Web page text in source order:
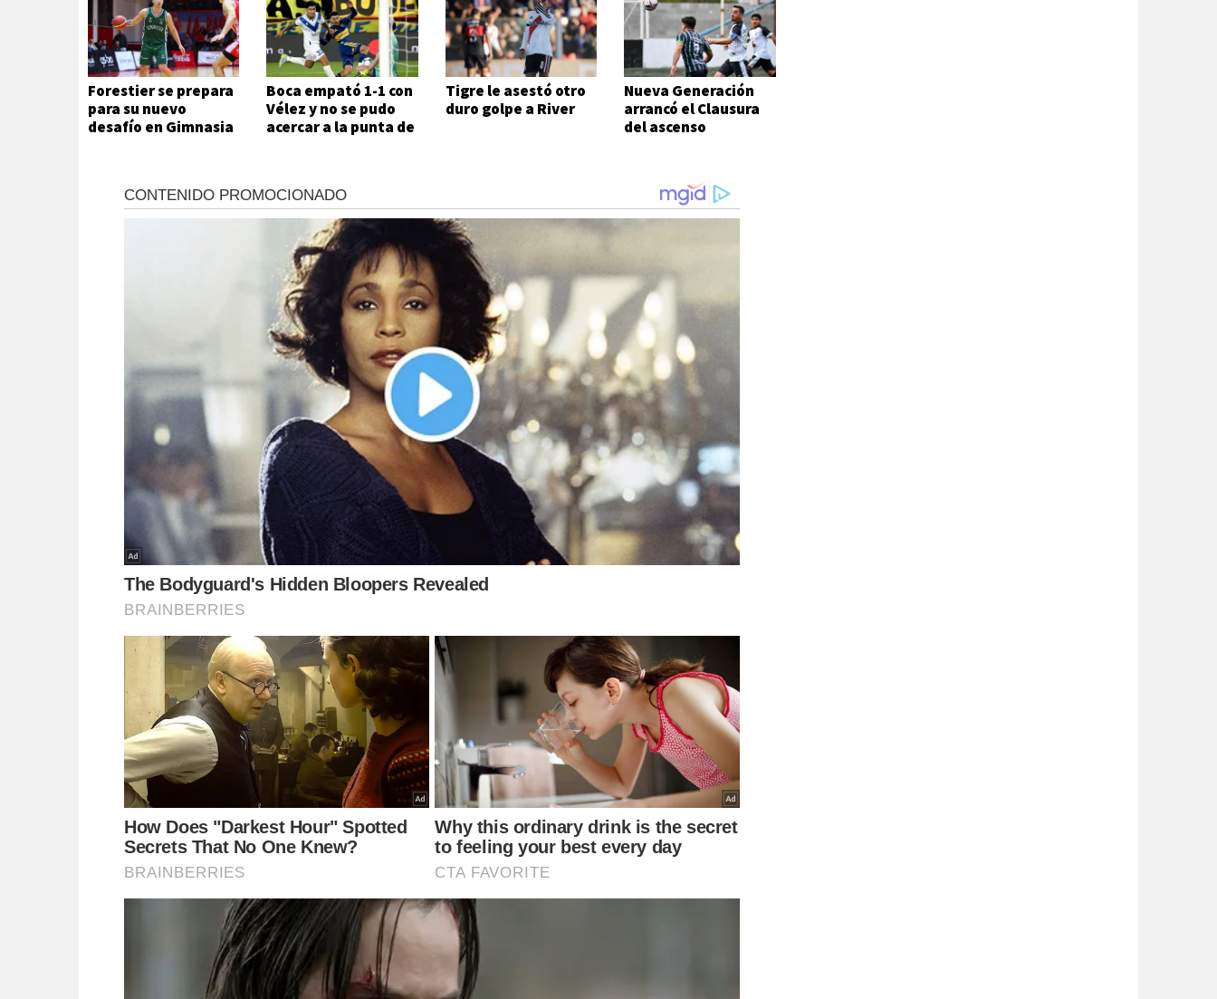
Forestier se prepara
para su nuevo
desafío en Gimnasia
Boca empató 1-1 con
Vélez y no se pudo
acercar a la punta de
Tigre le asestó otro
duro golpe a River
Nueva Generación
arrancó el Clausura
del ascenso